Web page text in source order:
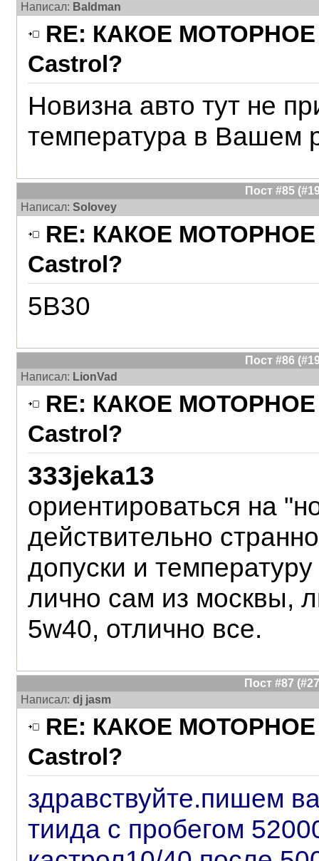
Написал: Baldman
RE: КАКОЕ
Castrol?
Новизна авто тут не
температура в Вашем
Пост #85
Написал: Solovey
RE: КАКОЕ
Castrol?
5В30
Пост #86
Написал: LionVad
RE: КАКОЕ
Castrol?
333jeka13
ориентироваться на
действительно
допуски и
лично сам из москвы,
5w40, отлично все.
Пост #87
Написал: dj jasm
RE: КАКОЕ
Castrol?
здравствуйте.пишем
тиида с пробегом